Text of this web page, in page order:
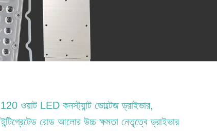
120 ওয়াট LED কনস্ট্যান্ট ভোল্টেজ ড্রাইভার,
ইন্টিগ্রেটেড রোড আলোর উচ্চ ক্ষমতা নেতৃত্বে ড্রাইভার